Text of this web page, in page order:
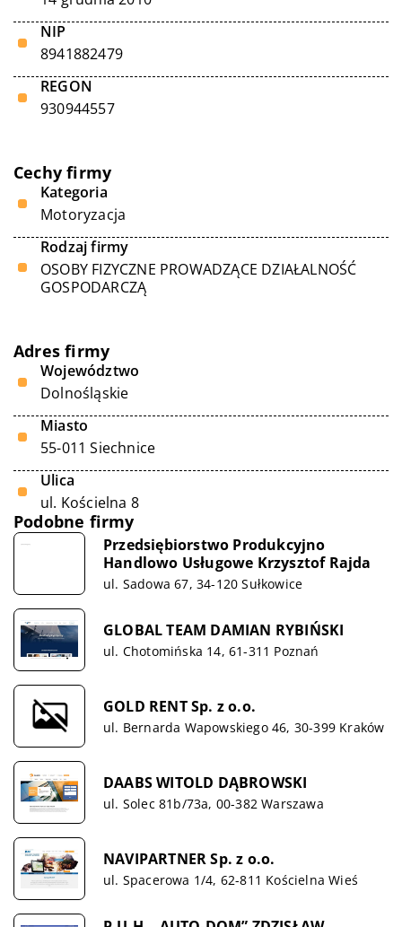
NIP
8941882479
REGON
930944557
Cechy firmy
Kategoria
Motoryzacja
Rodzaj firmy
OSOBY FIZYCZNE PROWADZĄCE DZIAŁALNOŚĆ
GOSPODARCZĄ
Adres firmy
Województwo
Dolnośląskie
Miasto
55-011 Siechnice
Ulica
ul. Kościelna 8
Podobne firmy
Przedsiębiorstwo Produkcyjno
Handlowo Usługowe Krzysztof Rajda
ul. Sadowa 67, 34-120 Sułkowice
GLOBAL TEAM DAMIAN RYBIŃSKI
ul. Chotomińska 14, 61-311 Poznań
GOLD RENT Sp. z o.o.
ul. Bernarda Wapowskiego 46, 30-399 Kraków
DAABS WITOLD DĄBROWSKI
ul. Solec 81b/73a, 00-382 Warszawa
NAVIPARTNER Sp. z o.o.
ul. Spacerowa 1/4, 62-811 Kościelna Wieś